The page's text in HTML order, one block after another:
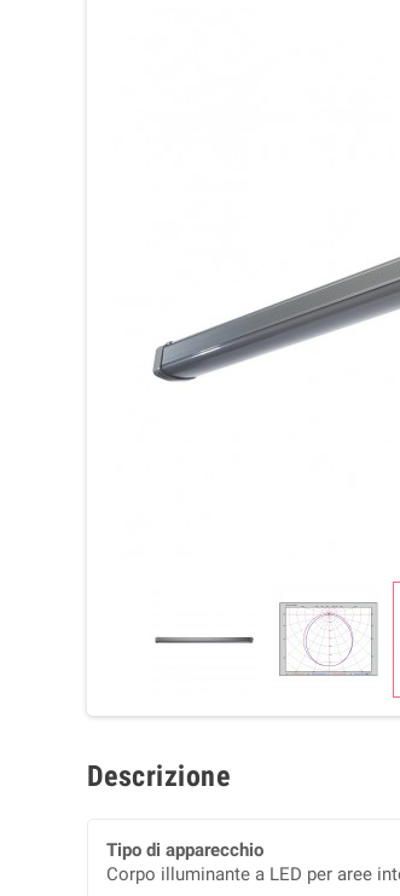
Descrizione
Tipo di apparecchio
Corpo illuminante a LED per aree